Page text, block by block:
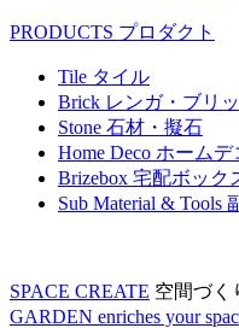
PRODUCTS プロダクト
Tile タイル
Brick レンガ・ブリ
Stone 石材・擬石
Home Deco ホームデ
Brizebox 宅配ボック
Sub Material & Tools
SPACE CREATE 空間づく
GARDEN enriches your